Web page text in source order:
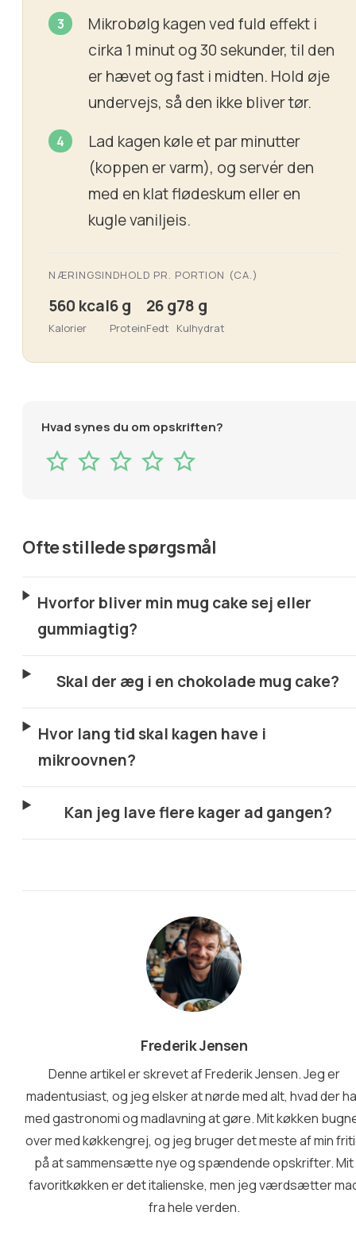
Mikrobølg kagen ved fuld effekt i
cirka 1 minut og 30 sekunder, til den
er hævet og fast i midten. Hold øje
undervejs, så den ikke bliver tør.
Lad kagen køle et par minutter
(koppen er varm), og servér den
med en klat flødeskum eller en
kugle vaniljeis.
NÆRINGSINDHOLD PR. PORTION (CA.)
560 kcal
Kalorier
6 g
Protein
26 g
Fedt
78 g
Kulhydrat
Hvad synes du om opskriften?
Ofte stillede spørgsmål
Hvorfor bliver min mug cake sej eller
gummiagtig?
Skal der æg i en chokolade mug cake?
Hvor lang tid skal kagen have i
mikroovnen?
Kan jeg lave flere kager ad gangen?
Frederik Jensen
Denne artikel er skrevet af Frederik Jensen. Jeg er
madentusiast, og jeg elsker at nørde med alt, hvad der
med gastronomi og madlavning at gøre. Mit køkken
over med køkkengrej, og jeg bruger det meste af min
på at sammensætte nye og spændende opskrifter. Mit
favoritkøkken er det italienske, men jeg værdsætter
fra hele verden.